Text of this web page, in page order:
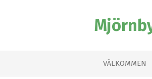
VÄLKOMMEN